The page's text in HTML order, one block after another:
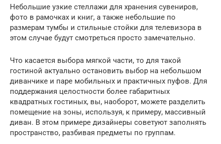
Небольшие узкие стеллажи для хранения сувениров,
фото в рамочках и книг, а также небольшие по
размерам тумбы и стильные стойки для телевизора в
этом случае будут смотреться просто замечательно.
Что касается выбора мягкой части, то для такой
гостиной актуально остановить выбор на небольшом
диванчике и паре мобильных и практичных пуфов. Для
поддержания целостности более габаритных
квадратных гостиных, вы, наоборот, можете разделить
помещение на зоны, используя, к примеру, массивный
диван. В этом примере дизайнеры советуют заполнять
пространство, разбивая предметы по группам.